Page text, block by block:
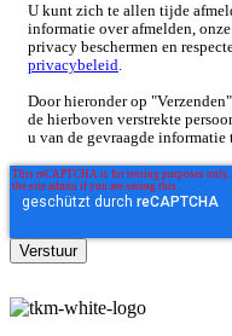
U kunt zich te allen tijde
informatie over afmelden,
privacy beschermen en
privacybeleid
Door hieronder op
de hierboven verstrekte
u van de gevraagde informatie